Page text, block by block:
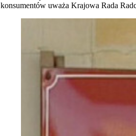
konsumentów uważa Krajowa Rada